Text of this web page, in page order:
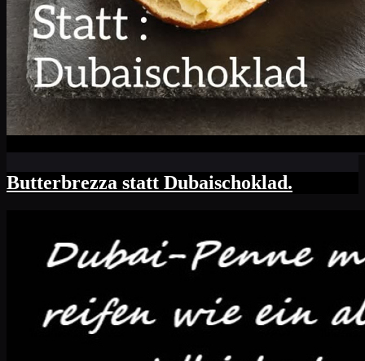
Butterbrezza statt Dubaischoklad.